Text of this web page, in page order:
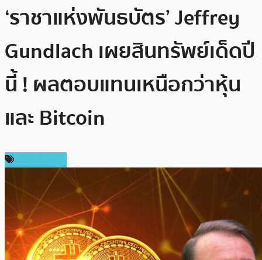
‘ราชาแห่งพันธบัตร’ Jeffrey
Gundlach เผยสินทรัพย์เด็ดปี
นี้ ! ผลตอบแทนเหนือกว่าหุ้น
และ Bitcoin